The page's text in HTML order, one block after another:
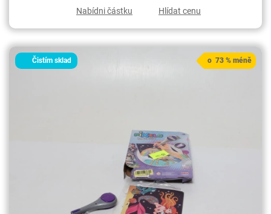
Nabídni částku
Hlídat cenu
Čistím sklad o 73 % méně